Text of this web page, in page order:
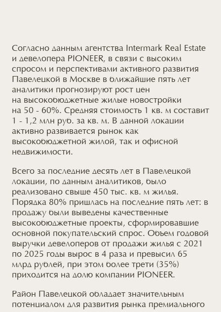
Согласно данным агентства Intermark Real Estate
и девелопераPIONEER, в связи с высоким
спросом и перспективами активного развития
Павелецкой в Москве в ближайшиепять лет
аналитики прогнозируют рост цен
на высокобюджетныежилые новостройки
на 50 - 60%. Средняя стоимость 1 кв. м составит
1 - 1,2 млн руб. за кв. м. В данной локации
активно развивается рынок как
высокобюджетной жилой, так и офисной
недвижимости.
Всего за последние десять лет в Павелецкой
локации, по данным аналитиков, было
реализовано свыше 450 тыс. кв. м жилья.
Порядка 80% пришлась на последниепять лет: в
продажу были выведены качественные
высокобюджетные проекты, сформировавшие
основной покупательский спрос. Объем годовой
выручки девелоперов от продажи жилья с 2021
по 2025 годы вырос в 4 раза и превысил65
млрд рублей, при этом более трети (35%)
приходится на долю компании PIONEER.
Район Павелецкой обладает значительным
потенциалом для развития рынка премиального